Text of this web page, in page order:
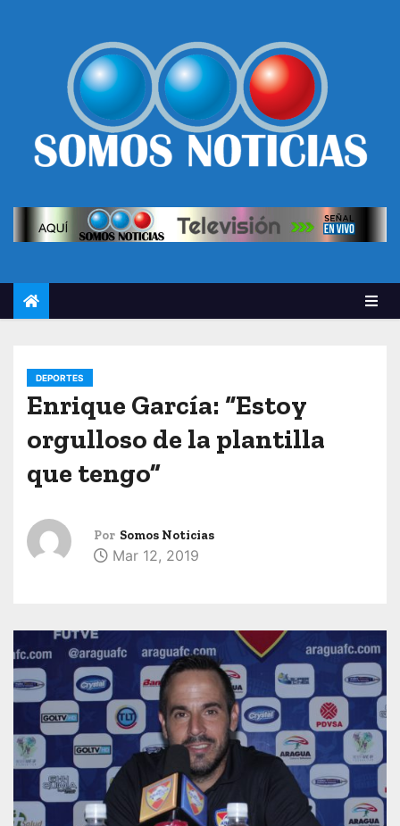
DEPORTES
Enrique García: “Estoy
orgulloso de la plantilla
que tengo”
Por Somos Noticias
Mar 12, 2019